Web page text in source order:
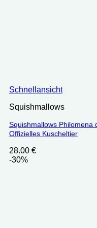
Schnellansicht
Squishmallows
Squishmallows Philomena
Offizielles Kuscheltier
28.00 €
-30%